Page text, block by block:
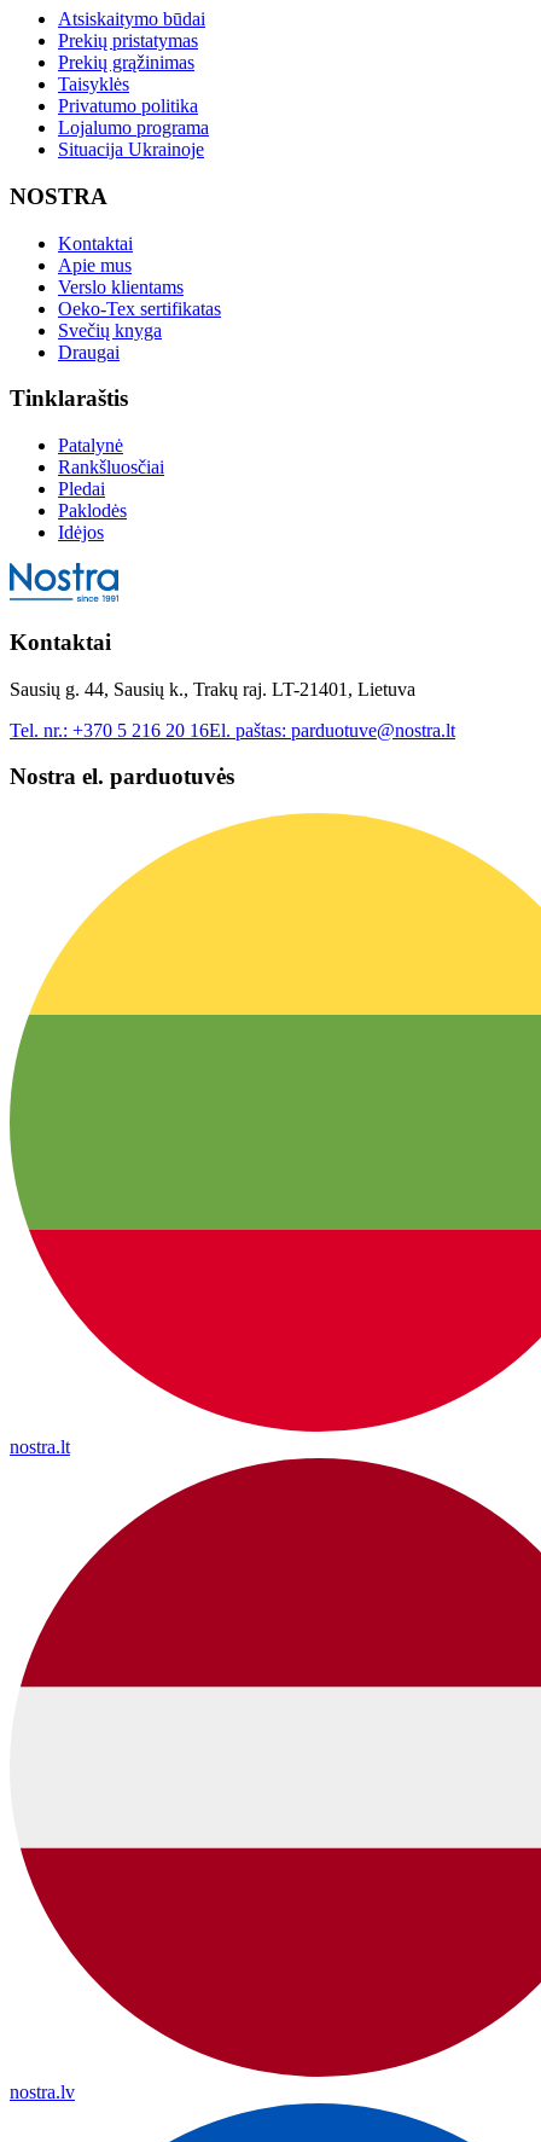
Atsiskaitymo būdai
Prekių pristatymas
Prekių grąžinimas
Taisyklės
Privatumo politika
Lojalumo programa
Situacija Ukrainoje
NOSTRA
Kontaktai
Apie mus
Verslo klientams
Oeko-Tex sertifikatas
Svečių knyga
Draugai
Tinklaraštis
Patalynė
Rankšluosčiai
Pledai
Paklodės
Idėjos
Kontaktai
Sausių g. 44, Sausių k., Trakų raj. LT-21401, Lietuva
Tel. nr.: +370 5 216 20 16El. paštas: parduotuve@nostra.lt
Nostra el. parduotuvės
nostra.lt
nostra.lv